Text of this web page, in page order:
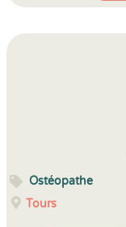
Ostéopathe
Tours